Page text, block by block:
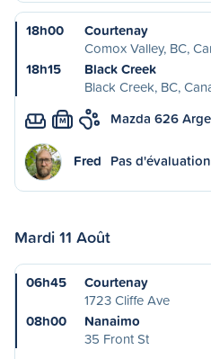
18h00
Courtenay
Comox Valley, BC,
18h15
Black Creek
Black Creek, BC,
M Mazda 626
Fred Pas
Mardi 11 Août
06h45
Courtenay
1723 Cliffe Ave
08h00
Nanaimo
35 Front St